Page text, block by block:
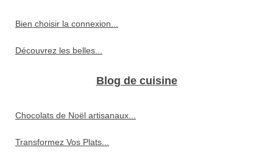
Bien choisir la connexion...
Découvrez les belles...
Blog de cuisine
Chocolats de Noël artisanaux...
Transformez Vos Plats...